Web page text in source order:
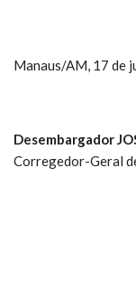
Manaus/AM, 17 de
Desembargador
Corregedor-Geral